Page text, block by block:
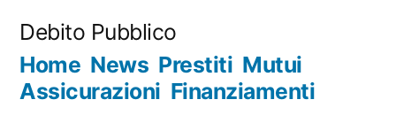
contenuto
Debito Pubblico
Home News Prestiti Mutui
Assicurazioni Finanziamenti